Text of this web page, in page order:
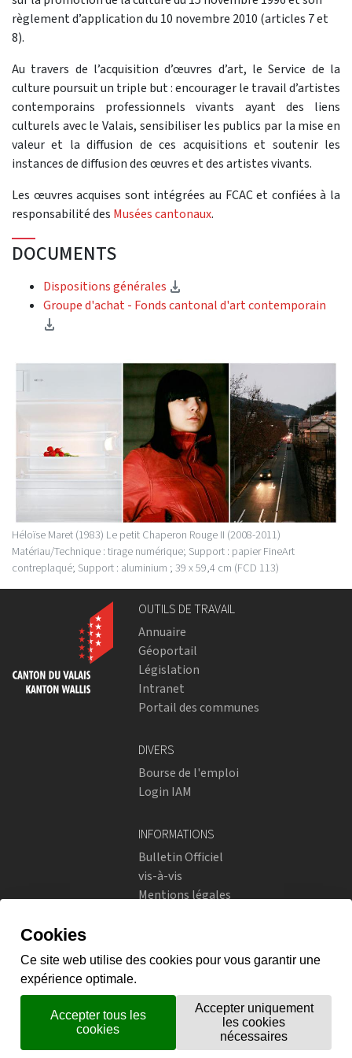
règlement d’application du 10 novembre 2010 (articles 7 et
8).
Au travers de l’acquisition d’œuvres d’art, le Service de la
culture poursuit un triple but : encourager le travail d’artistes
contemporains professionnels vivants ayant des liens
culturels avec le Valais, sensibiliser les publics par la mise en
valeur et la diffusion de ces acquisitions et soutenir les
instances de diffusion des œuvres et des artistes vivants.
Les œuvres acquises sont intégrées au FCAC et confiées à la
responsabilité des Musées cantonaux.
DOCUMENTS
Dispositions générales
Groupe d'achat - Fonds cantonal d'art contemporain
Héloïse Maret (1983) Le petit Chaperon Rouge II (2008-2011)
Matériau/Technique : tirage numérique; Support : papier FineArt
contreplaqué; Support : aluminium ; 39 x 59,4 cm (FCD 113)
OUTILS DE TRAVAIL
Annuaire
Géoportail
Législation
Intranet
Portail des communes
DIVERS
Bourse de l'emploi
Login IAM
INFORMATIONS
Bulletin Officiel
vis-à-vis
Mentions légales
Instagram
flickr